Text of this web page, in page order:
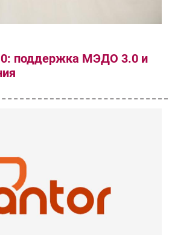
поддержка МЭДО 3.0 и